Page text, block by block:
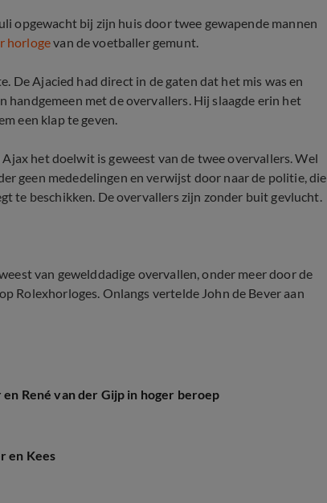
opgewacht bij zijn huis door twee gewapende mannen
horlogevan de voetballer gemunt.
De Ajacied had direct in de gaten dat het mis was en
met de overvallers. Hij slaagde erin het
een klap te geven.
het doelwit is geweest van de twee overvallers. Wel
geen mededelingen en verwijst door naar de politie, die
te beschikken. De overvallers zijn zonder buit gevlucht.
van gewelddadige overvallen, onder meer door de
Rolexhorloges. Onlangs vertelde John de Bever aan
René van der Gijp in hoger beroep
en Kees